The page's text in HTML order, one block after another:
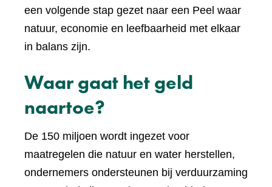
een volgende stap gezet naar een Peel waar
natuur, economie en leefbaarheid met elkaar
in balans zijn.
Waar gaat het geld
naartoe?
De 150 miljoen wordt ingezet voor
maatregelen die natuur en water herstellen,
ondernemers ondersteunen bij verduurzaming